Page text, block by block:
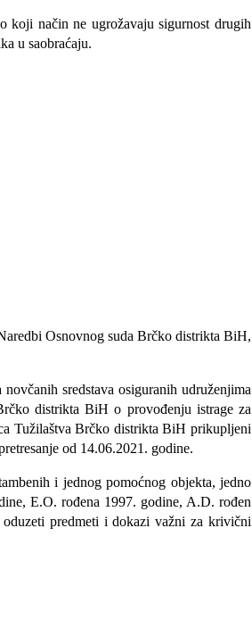
koji način ne ugrožavaju sigurnost drugih
u saobraćaju.
Osnovnog suda Brčko distrikta BiH,
sredstava osiguranih udruženjima
distrikta BiH o provođenju istrage za
Tužilaštva Brčko distrikta BiH prikupljeni
od 14.06.2021. godine.
i jednog pomoćnog objekta, jedno
E.O. rođena 1997. godine, A.D. rođen
predmeti i dokazi važni za krivični